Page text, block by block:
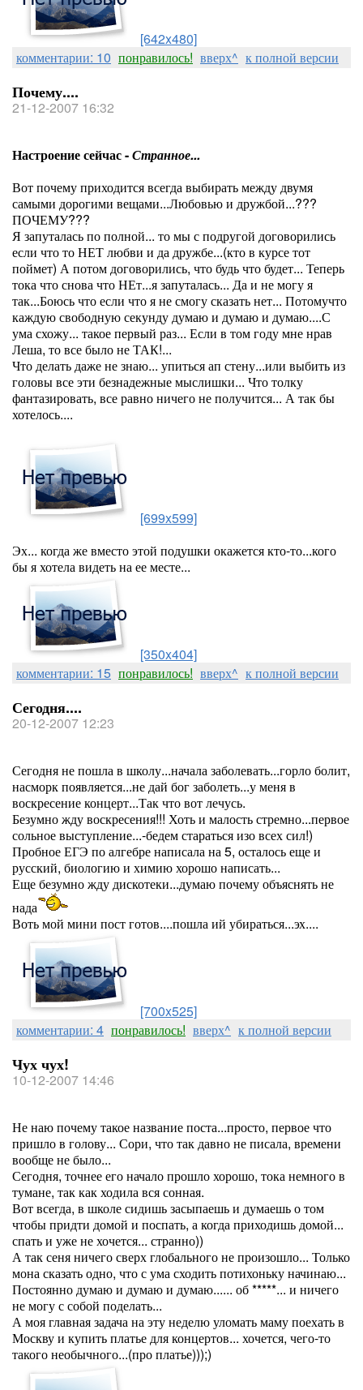
[642x480]
комментарии: 10 понравилось! вверх^ к полной версии
Почему....
21-12-2007 16:32
Настроение сейчас -Странное...
Вот почему приходится всегда выбирать между двумя
самыми дорогими вещами...Любовью и дружбой...???
ПОЧЕМУ???
Я запуталась по полной... то мы с подругой договорились
если что то НЕТ любви и да дружбе...(кто в курсе тот
поймет) А потом договорились, что будь что будет... Теперь
тока что снова что НЕт...я запуталась... Да и не могу я
так...Боюсь что если что я не смогу сказать нет... Потомучто
каждую свободную секунду думаю и думаю и думаю....С
ума схожу... такое первый раз... Если в том году мне нрав
Леша, то все было не ТАК!...
Что делать даже не знаю... упиться ап стену...или выбить из
головы все эти безнадежные мыслишки... Что толку
фантазировать, все равно ничего не получится... А так бы
хотелось....
[699x599]
Эх... когда же вместо этой подушки окажется кто-то...кого
бы я хотела видеть на ее месте...
[350x404]
комментарии: 15 понравилось! вверх^ к полной версии
Сегодня....
20-12-2007 12:23
Сегодня не пошла в школу...начала заболевать...горло болит,
насморк появляется...не дай бог заболеть...у меня в
воскресение концерт...Так что вот лечусь.
Безумно жду воскресения!!! Хоть и малость стремно...первое
сольное выступление...-бедем стараться изо всех сил!)
Пробное ЕГЭ по алгебре написала на 5, осталось еще и
русский, биологию и химию хорошо написать...
Еще безумно жду дискотеки...думаю почему объяснять не
нада
Воть мой мини пост готов....пошла ий убираться...эх....
[700x525]
комментарии: 4 понравилось! вверх^ к полной версии
Чух чух!
10-12-2007 14:46
Не наю почему такое название поста...просто, первое что
пришло в голову... Сори, что так давно не писала, времени
вообще не было...
Сегодня, точнее его начало прошло хорошо, тока немного в
тумане, так как ходила вся сонная.
Вот всегда, в школе сидишь засыпаешь и думаешь о том
чтобы придти домой и поспать, а когда приходишь домой...
спать и уже не хочется... странно))
А так сеня ничего сверх глобального не произошло... Только
мона сказать одно, что с ума сходить потихоньку начинаю...
Постоянно думаю и думаю и думаю...... об *****... и ничего
не могу с собой поделать...
А моя главная задача на эту неделю уломать маму поехать в
Москву и купить платье для концертов... хочется, чего-то
такого необычного...(про платье)));)